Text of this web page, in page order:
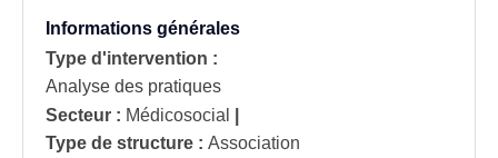
Informations générales
Type d'intervention :
Analyse des pratiques
Secteur : Médicosocial
Type de structure : Association